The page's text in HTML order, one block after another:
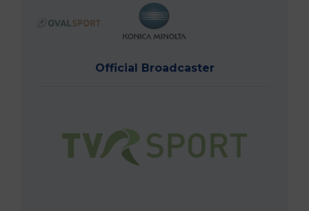
Official Broadcaster